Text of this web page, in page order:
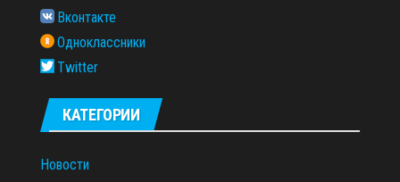
Вконтакте
Одноклассники
Twitter
КАТЕГОРИИ
Новости